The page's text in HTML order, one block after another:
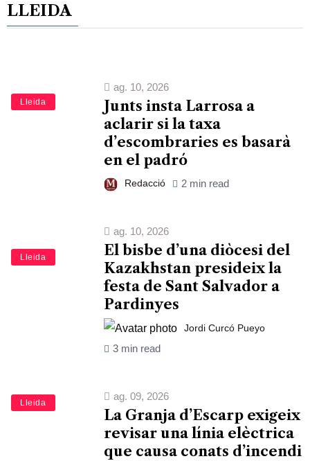
LLEIDA
Lleida
ag. 10, 2026
Junts insta Larrosa a
aclarir si la taxa
d’escombraries es basarà
en el padró
Redacció 2 min read
Lleida
ag. 10, 2026
El bisbe d’una diòcesi del
Kazakhstan presideix la
festa de Sant Salvador a
Pardinyes
Jordi Curcó Pueyo
3 min read
Lleida
ag. 09, 2026
La Granja d’Escarp exigeix
revisar una línia elèctrica
que causa conats d’incendi